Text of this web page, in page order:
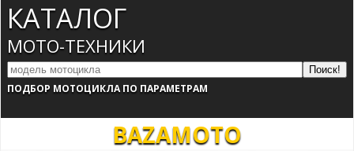
КАТАЛОГ
МОТО-ТЕХНИКИ
ПОДБОР МОТОЦИКЛА ПО ПАРАМЕТРАМ
BAZAMOTO